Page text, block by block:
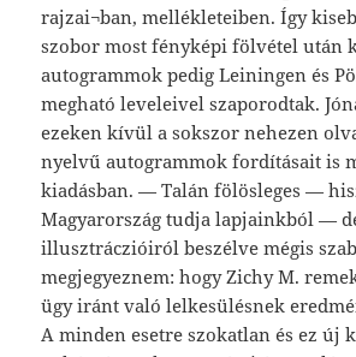
rajzai¬ban, mellékleteiben. Így
szobor most fényképi fölvétel után
autogrammok pedig Leiningen és
megható leveleivel szaporodtak.
ezeken kívül a sokszor nehezen
nyelvű autogrammok fordításait is
kiadásban. — Talán fölösleges —
Magyarország tudja lapjainkból —
illusztráczióiról beszélve mégis
megjegyeznem: hogy Zichy M.
ügy iránt való lelkesülésnek
A minden esetre szokatlan és ez új